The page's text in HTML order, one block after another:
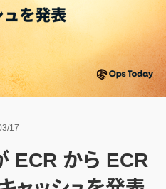
17
ECR から ECR​​